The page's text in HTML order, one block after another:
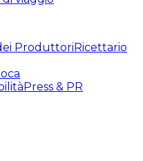
ProduttoriRicettario
Press & PR